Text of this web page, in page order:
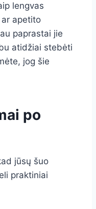
lengvas
apetito
paprastai jie
atidžiai stebėti
jog šie
po
jūsų šuo
praktiniai